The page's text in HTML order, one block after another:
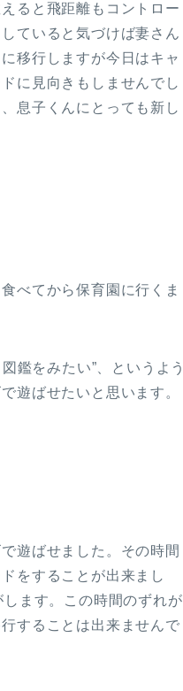
ると飛距離もコントロー
ていると気づけば妻さん
移行しますが今日はキャ
に見向きもしませんでし
息子くんにとっても新し
べてから保育園に行くま
鑑をみたい”、というよう
遊ばせたいと思います。
遊ばせました。その時間
をすることが出来まし
ます。この時間のずれが
することは出来ませんで